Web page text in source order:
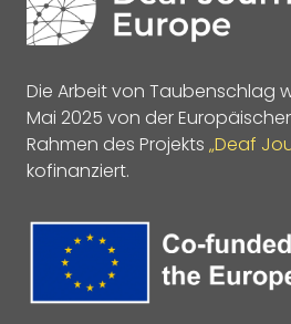
Die Arbeit von Taubenschlag
Mai 2025 von der
Rahmen des Projekts „Deaf
kofinanziert.